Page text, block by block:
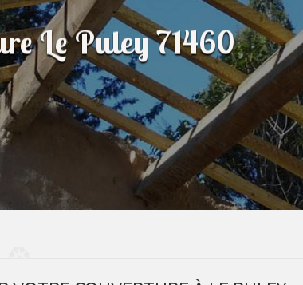
Le Puley 71460